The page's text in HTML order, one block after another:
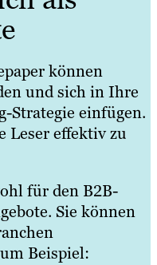
können
und sich in Ihre
Strategie einfügen.
Leser effektiv zu
für den B2B-
Sie können
Beispiel: